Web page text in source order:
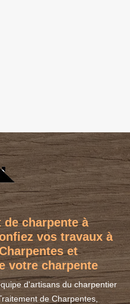
charpente à
vos travaux à
et
votre charpente
d'artisans du charpentier
de Charpentes,